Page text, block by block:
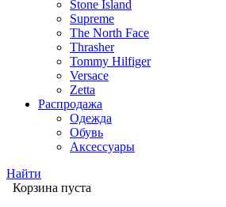
Stone Island
Supreme
The North Face
Thrasher
Tommy Hilfiger
Versace
Zetta
Распродажа
Одежда
Обувь
Аксессуары
Найти
Корзина пуста